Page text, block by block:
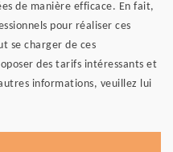
de manière efficace. En fait,
pour réaliser ces
se charger de ces
des tarifs intéressants et
informations, veuillez lui